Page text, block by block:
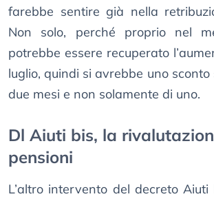
farebbe sentire già nella
Non solo, perché proprio nel
potrebbe essere recuperato
luglio, quindi si avrebbe uno
due mesi e non solamente di uno.
Dl Aiuti bis, la
pensioni
L’altro intervento del decreto